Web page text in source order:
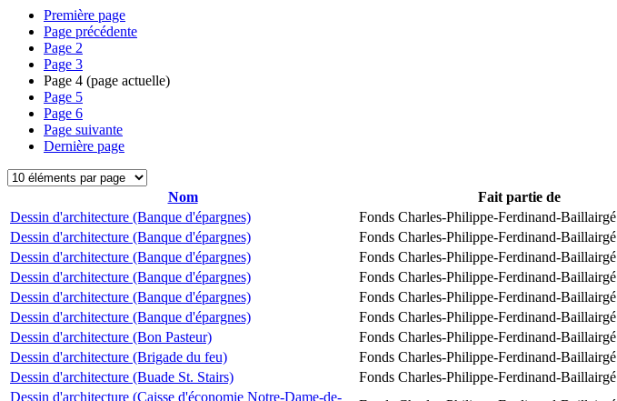
Première page
Page précédente
Page 2
Page 3
Page 4 (page actuelle)
Page 5
Page 6
Page suivante
Dernière page
Nom Fait partie de
Dessin d'architecture (Banque d'épargnes)
Fonds Charles-Philippe-Ferdinand-Baillairgé
Dessin d'architecture (Banque d'épargnes)
Fonds Charles-Philippe-Ferdinand-Baillairgé
Dessin d'architecture (Banque d'épargnes)
Fonds Charles-Philippe-Ferdinand-Baillairgé
Dessin d'architecture (Banque d'épargnes)
Fonds Charles-Philippe-Ferdinand-Baillairgé
Dessin d'architecture (Banque d'épargnes)
Fonds Charles-Philippe-Ferdinand-Baillairgé
Dessin d'architecture (Banque d'épargnes)
Fonds Charles-Philippe-Ferdinand-Baillairgé
Dessin d'architecture (Bon Pasteur)
Fonds Charles-Philippe-Ferdinand-Baillairgé
Dessin d'architecture (Brigade du feu)
Fonds Charles-Philippe-Ferdinand-Baillairgé
Dessin d'architecture (Buade St. Stairs)
Fonds Charles-Philippe-Ferdinand-Baillairgé
Dessin d'architecture (Caisse d'économie Notre-Dame-de-